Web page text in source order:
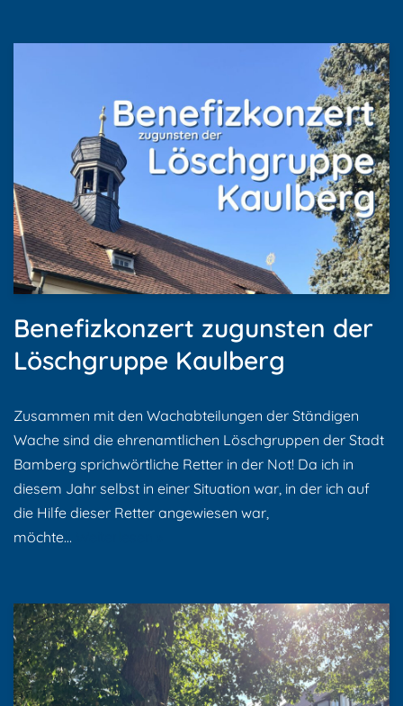
Benefizkonzert zugunsten der
Löschgruppe Kaulberg
Zusammen mit den Wachabteilungen der Ständigen
Wache sind die ehrenamtlichen Löschgruppen der Stadt
Bamberg sprichwörtliche Retter in der Not! Da ich in
diesem Jahr selbst in einer Situation war, in der ich auf
die Hilfe dieser Retter angewiesen war,
möchte…